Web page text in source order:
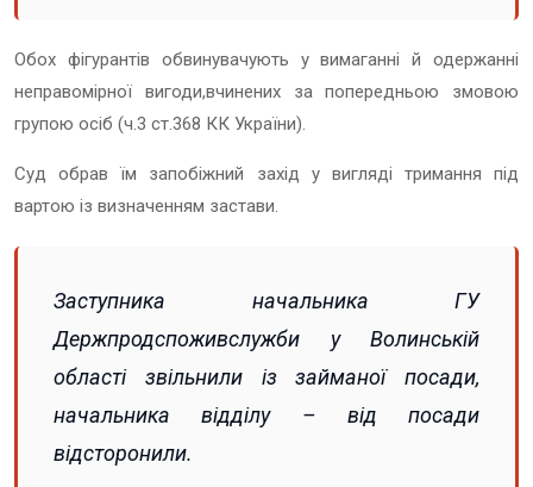
Обох фігурантів обвинувачують у вимаганні й одержанні
неправомірної вигоди,вчинених за попередньою змовою
групою осіб (ч.3 ст.368 КК України).
Суд обрав їм запобіжний захід у вигляді тримання під
вартою із визначенням застави.
Заступника начальника ГУ
Держпродспоживслужби у Волинській
області звільнили із займаної посади,
начальника відділу – від посади
відсторонили.